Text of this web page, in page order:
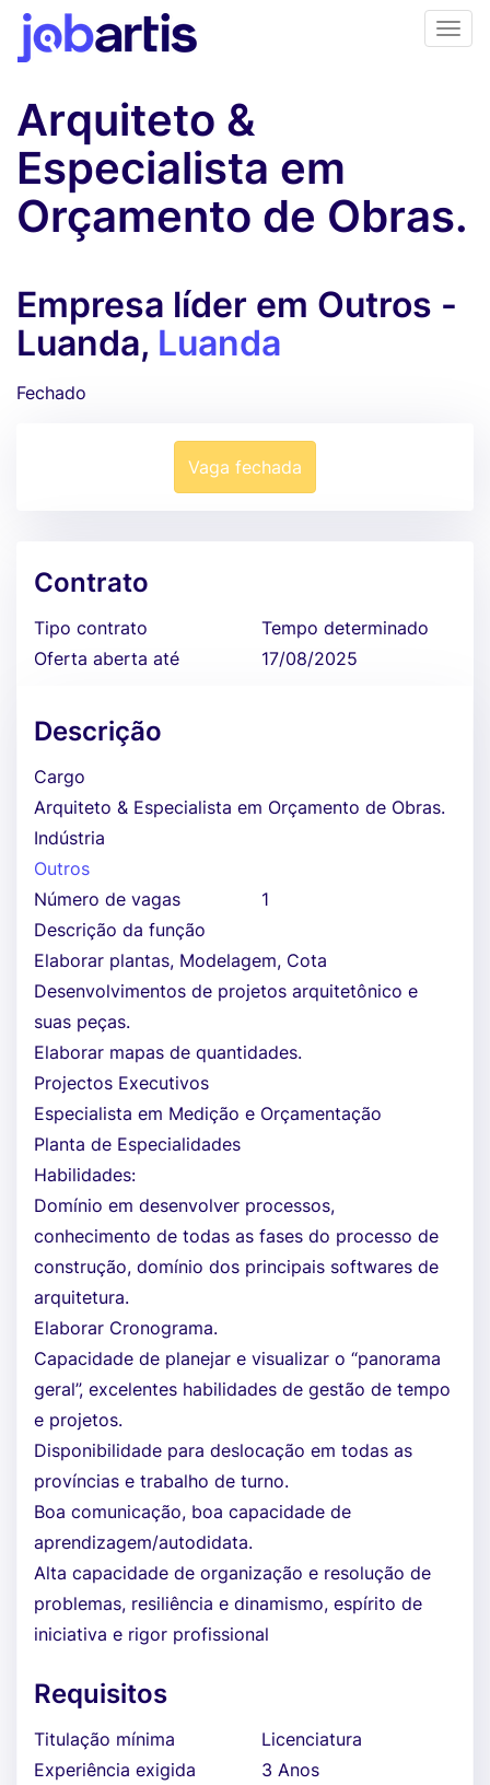
Arquiteto &
Especialista em
Orçamento de Obras.
Empresa líder em Outros -
Luanda, Luanda
Fechado
Vaga fechada
Contrato
Tipo contrato
Tempo determinado
Oferta aberta até
17/08/2025
Descrição
Cargo
Arquiteto & Especialista em Orçamento de Obras.
Indústria
Outros
Número de vagas
1
Descrição da função
Elaborar plantas, Modelagem, Cota
Desenvolvimentos de projetos arquitetônico e
suas peças.
Elaborar mapas de quantidades.
Projectos Executivos
Especialista em Medição e Orçamentação
Planta de Especialidades
Habilidades:
Domínio em desenvolver processos,
conhecimento de todas as fases do processo de
construção, domínio dos principais softwares de
arquitetura.
Elaborar Cronograma.
Capacidade de planejar e visualizar o “panorama
geral”, excelentes habilidades de gestão de tempo
e projetos.
Disponibilidade para deslocação em todas as
províncias e trabalho de turno.
Boa comunicação, boa capacidade de
aprendizagem/autodidata.
Alta capacidade de organização e resolução de
problemas, resiliência e dinamismo, espírito de
iniciativa e rigor profissional
Requisitos
Titulação mínima
Licenciatura
Experiência exigida
3 Anos